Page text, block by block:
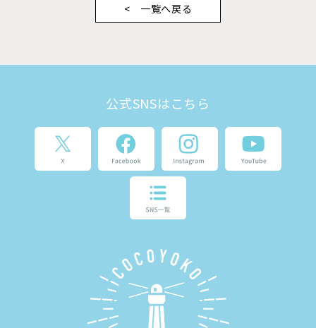
一覧へ戻る
公式SNSはこちら